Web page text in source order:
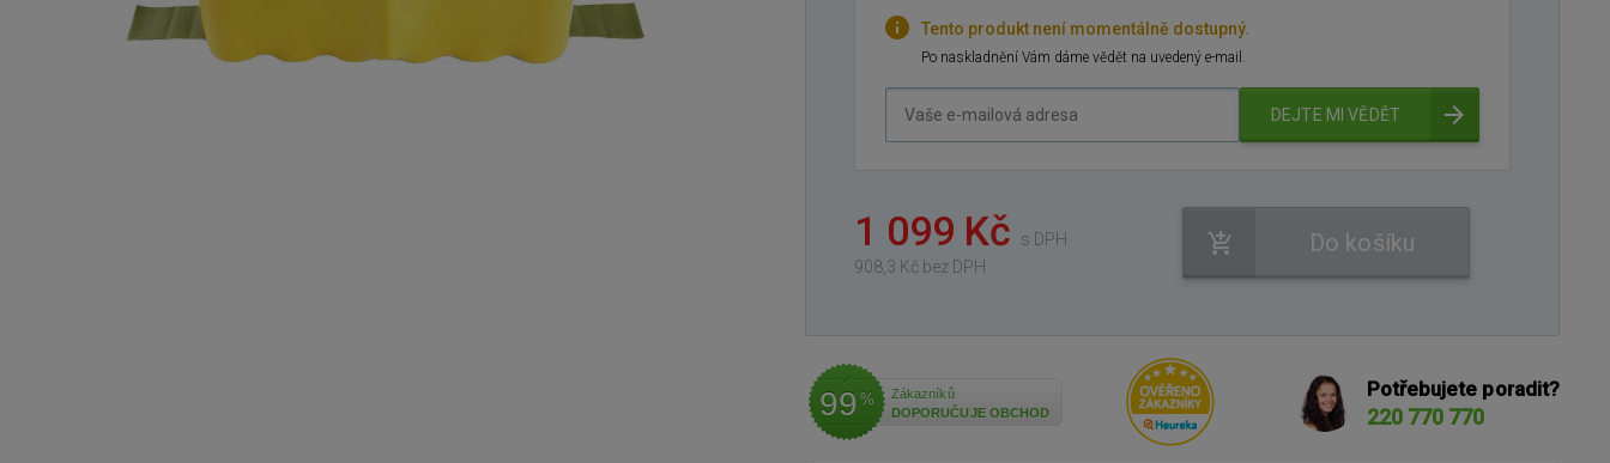
Tento produkt není momentálně dostupný.
Po naskladnění Vám dáme vědět na uvedený e-mail.
DEJTE MI VĚDĚT
1 099 Kč
s DPH
908,3 Kč bez DPH
Do košíku
99 %
Zákazníků
DOPORUČUJE OBCHOD
Potřebujete poradit?
220 770 770